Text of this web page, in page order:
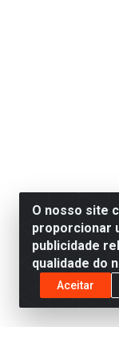
O nosso site
proporcionar
publicidade
qualidade do
Aceitar